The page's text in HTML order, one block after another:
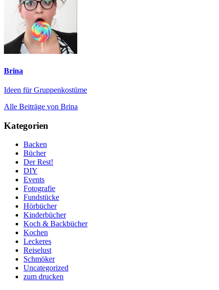
Brina
Ideen für Gruppenkostüme
Alle Beiträge von Brina
Kategorien
Backen
Bücher
Der Rest!
DIY
Events
Fotografie
Fundstücke
Hörbücher
Kinderbücher
Koch & Backbücher
Kochen
Leckeres
Reiselust
Schmöker
Uncategorized
zum drucken